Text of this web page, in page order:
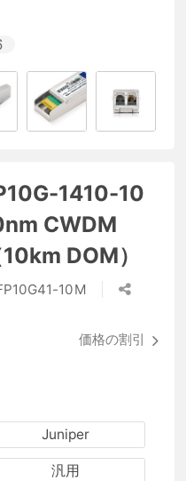
1410-10
CWDM
DOM）
10M
価格の割引
Juniper
汎用